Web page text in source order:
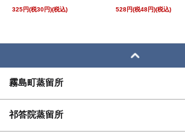
325円(税30円) 528円(税48円)
霧島町蒸留所
祁答院蒸留所